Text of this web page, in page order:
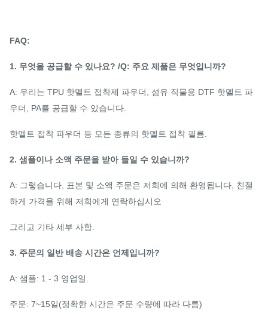
FAQ:
1. 무엇을 공급할 수 있나요? /Q: 주요 제품은 무엇입니까?
A: 우리는 TPU 핫멜트 접착제 파우더, 섬유 직물용 DTF 핫멜트 파
우더, PA를 공급할 수 있습니다.
핫멜트 접착 파우더 등 모든 종류의 핫멜트 접착 필름.
2. 샘플이나 소액 주문을 받아 들일 수 있습니까?
A: 그렇습니다, 표본 및 소액 주문은 저희에 의해 환영됩니다, 친절
하게 가격을 위해 저희에게 연락하십시오
그리고 기타 세부 사항.
3. 주문의 일반 배송 시간은 언제입니까?
A: 샘플: 1 - 3 영업일.
주문: 7~15일(정확한 시간은 주문 수량에 따라 다름)